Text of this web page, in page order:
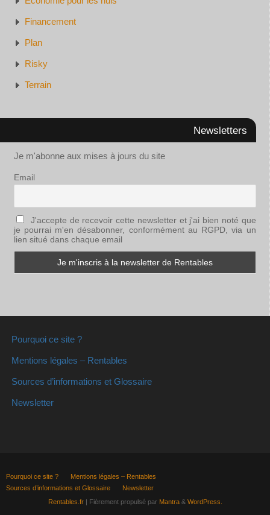
Financement
Plan
Risky
Terrain
Newsletters
Je m'abonne aux mises à jours du site
Email
J'accepte de recevoir cette newsletter et j'ai bien noté que
je pourrai m'en désabonner, conformément au RGPD, via un
lien situé dans chaque email
Pourquoi ce site ?
Mentions légales – Rentables
Sources d’informations et Glossaire
Newsletter
Pourquoi ce site ?
Mentions légales – Rentables
Sources d’informations et Glossaire
Newsletter
Rentables.fr| Fièrement propulsé par Mantra& WordPress.